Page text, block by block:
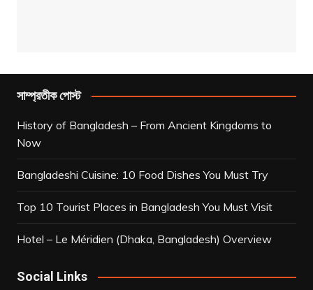
সাম্প্রতীক পোস্ট
History of Bangladesh – From Ancient Kingdoms to
Now
Bangladeshi Cuisine: 10 Food Dishes You Must Try
Top 10 Tourist Places in Bangladesh You Must Visit
Hotel – Le Méridien (Dhaka, Bangladesh) Overview
Social Links